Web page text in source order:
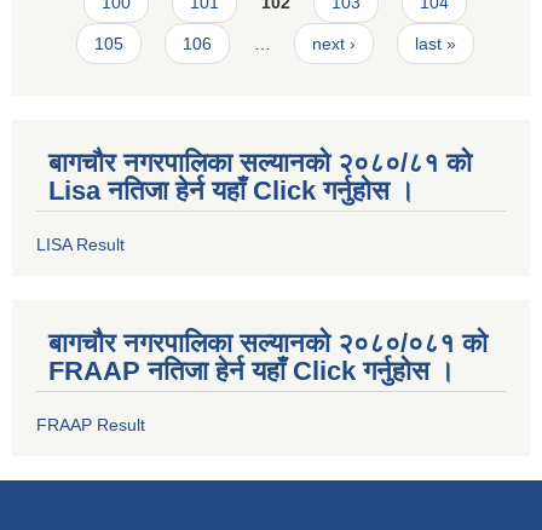
105 106 … next › last »
बागचौर नगरपालिका सल्यानको २०८०/८१ को
Lisa नतिजा हेर्न यहाँ Click गर्नुहोस ।
LISA Result
बागचौर नगरपालिका सल्यानको २०८०/०८१ को
FRAAP नतिजा हेर्न यहाँ Click गर्नुहोस ।
FRAAP Result